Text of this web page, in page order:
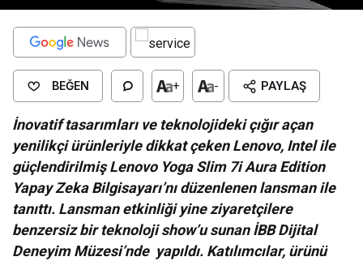
BEĞEN + - PAYLAŞ
İnovatif tasarımları ve teknolojideki çığır açan
yenilikçi ürünleriyle dikkat çeken Lenovo, Intel ile
güçlendirilmiş Lenovo Yoga Slim 7i Aura Edition
Yapay Zeka Bilgisayarı’nı düzenlenen lansman ile
tanıttı. Lansman etkinliği yine ziyaretçilere
benzersiz bir teknoloji show’u sunan İBB Dijital
Deneyim Müzesi’nde yapıldı. Katılımcılar, ürünü